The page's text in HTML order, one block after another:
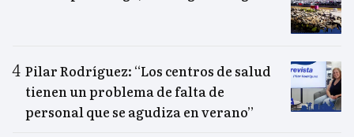
Pilar Rodríguez: “Los centros de salud
tienen un problema de falta de
personal que se agudiza en verano”